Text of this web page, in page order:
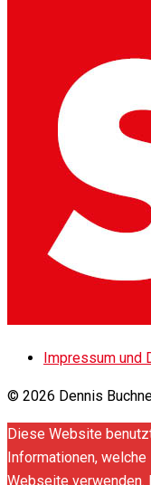
Impressum und
© 2026 Dennis
Diese Website
Informationen,
Webseite verwenden.